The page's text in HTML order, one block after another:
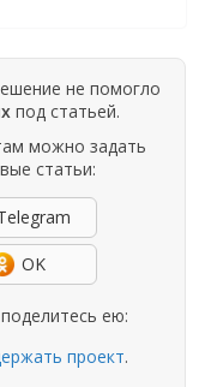
не помогло
под статьей.
можно задать
статьи:
OK
ею:
проект.